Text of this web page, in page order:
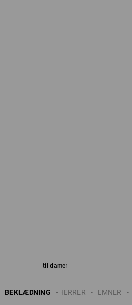
til damer
BEKLÆDNING EMNER
HERRER